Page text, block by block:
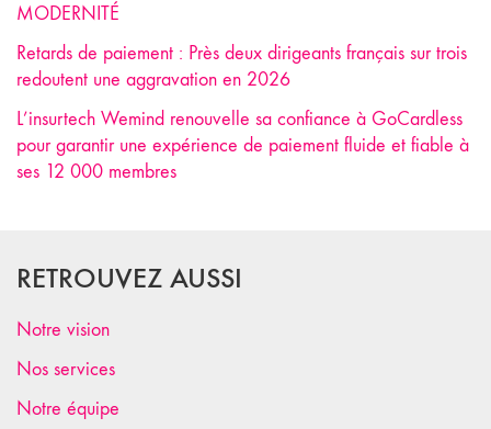
MODERNITÉ
Retards de paiement : Près deux dirigeants français sur trois
redoutent une aggravation en 2026
L’insurtech Wemind renouvelle sa confiance à GoCardless
pour garantir une expérience de paiement fluide et fiable à
ses 12 000 membres
RETROUVEZ AUSSI
Notre vision
Nos services
Notre équipe